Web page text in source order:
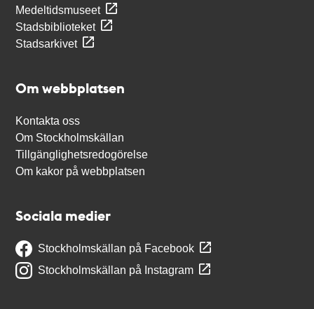
Medeltidsmuseet
Stadsbiblioteket
Stadsarkivet
Om webbplatsen
Kontakta oss
Om Stockholmskällan
Tillgänglighetsredogörelse
Om kakor på webbplatsen
Sociala medier
Stockholmskällan på Facebook
Stockholmskällan på Instagram